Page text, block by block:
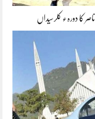
کا دورہء کلرسیداں